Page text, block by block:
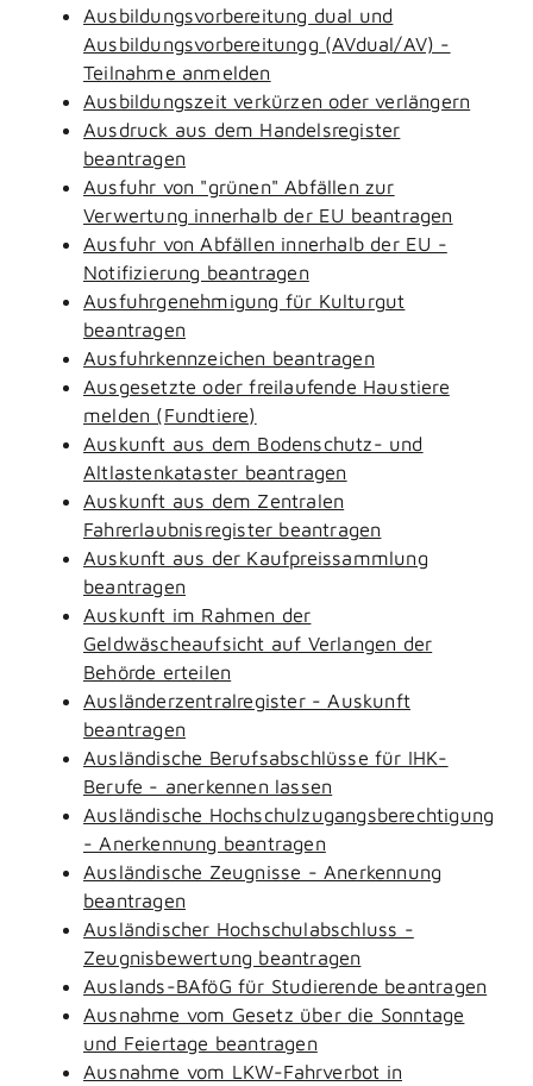
Ausbildungsvorbereitung dual und
Ausbildungsvorbereitungg (AVdual/AV) -
Teilnahme anmelden
Ausbildungszeit verkürzen oder verlängern
Ausdruck aus dem Handelsregister
beantragen
Ausfuhr von "grünen" Abfällen zur
Verwertung innerhalb der EU beantragen
Ausfuhr von Abfällen innerhalb der EU -
Notifizierung beantragen
Ausfuhrgenehmigung für Kulturgut
beantragen
Ausfuhrkennzeichen beantragen
Ausgesetzte oder freilaufende Haustiere
melden (Fundtiere)
Auskunft aus dem Bodenschutz- und
Altlastenkataster beantragen
Auskunft aus dem Zentralen
Fahrerlaubnisregister beantragen
Auskunft aus der Kaufpreissammlung
beantragen
Auskunft im Rahmen der
Geldwäscheaufsicht auf Verlangen der
Behörde erteilen
Ausländerzentralregister - Auskunft
beantragen
Ausländische Berufsabschlüsse für IHK-
Berufe - anerkennen lassen
Ausländische Hochschulzugangsberechtigung
- Anerkennung beantragen
Ausländische Zeugnisse - Anerkennung
beantragen
Ausländischer Hochschulabschluss -
Zeugnisbewertung beantragen
Auslands-BAföG für Studierende beantragen
Ausnahme vom Gesetz über die Sonntage
und Feiertage beantragen
Ausnahme vom LKW-Fahrverbot in